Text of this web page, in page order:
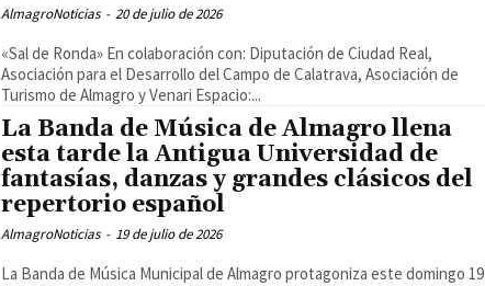
AlmagroNoticias - 20 de julio de 2026
«Sal de Ronda» En colaboración con: Diputación de Ciudad Real,
Asociación para el Desarrollo del Campo de Calatrava, Asociación de
Turismo de Almagro y Venari Espacio:...
La Banda de Música de Almagro llena
esta tarde la Antigua Universidad de
fantasías, danzas y grandes clásicos del
repertorio español
AlmagroNoticias - 19 de julio de 2026
La Banda de Música Municipal de Almagro protagoniza este domingo 19